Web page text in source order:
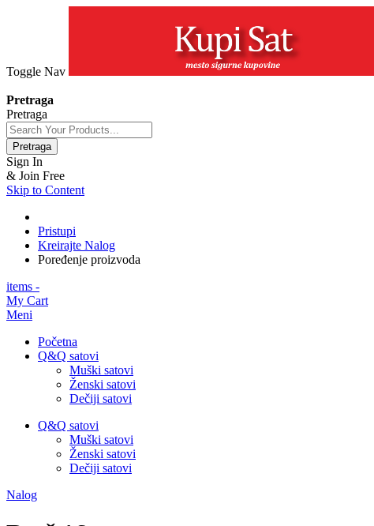
Toggle Nav
Pretraga
Pretraga
Pretraga
Sign In
& Join Free
Skip to Content
Pristupi
Kreirajte Nalog
Poređenje proizvoda
items -
My Cart
Meni
Početna
Q&Q satovi
Muški satovi
Ženski satovi
Dečiji satovi
Q&Q satovi
Muški satovi
Ženski satovi
Dečiji satovi
Nalog